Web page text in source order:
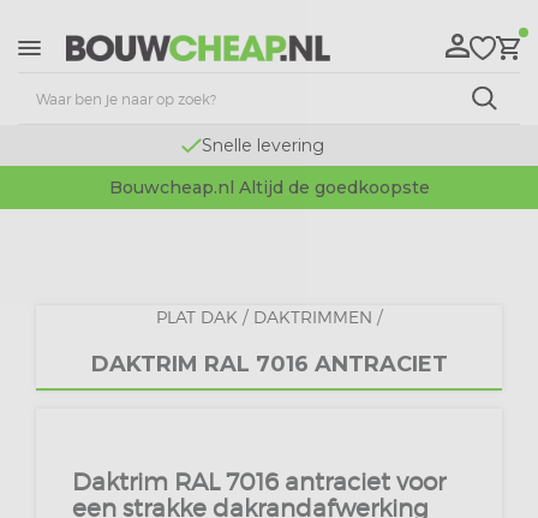
Snelle levering
Bouwcheap.nl Altijd de goedkoopste
PLAT DAK / DAKTRIMMEN /
DAKTRIM RAL 7016 ANTRACIET
Daktrim RAL 7016 antraciet voor
een strakke dakrandafwerking